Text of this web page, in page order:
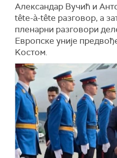
Александар Вучић и
tête-à-tête разговор, а
пленарни разговори
Европске уније
Kостом.